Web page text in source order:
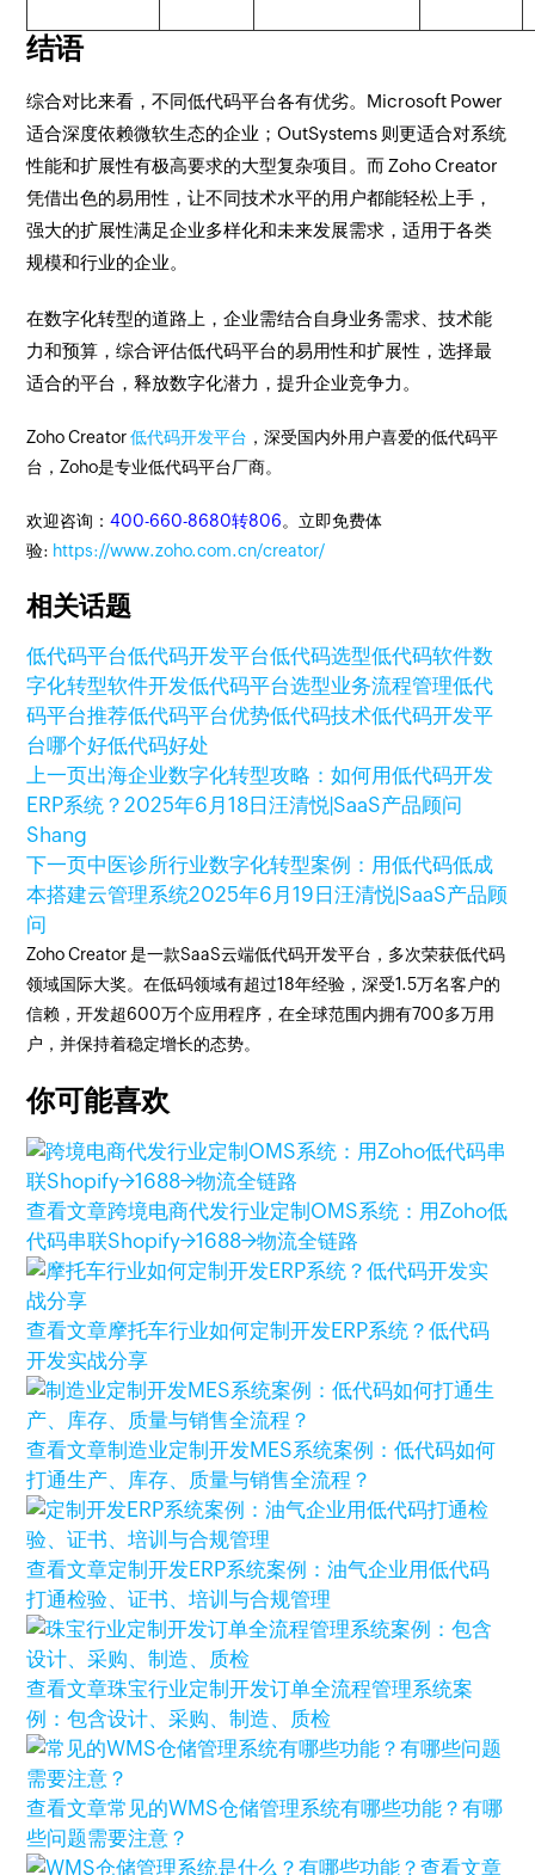
结语
综合对比来看，不同低代码平台各有优劣。Microsoft Power
适合深度依赖微软生态的企业；OutSystems 则更适合对系统
性能和扩展性有极高要求的大型复杂项目。而 Zoho Creator
凭借出色的易用性，让不同技术水平的用户都能轻松上手，
强大的扩展性满足企业多样化和未来发展需求，适用于各类
规模和行业的企业。
在数字化转型的道路上，企业需结合自身业务需求、技术能
力和预算，综合评估低代码平台的易用性和扩展性，选择最
适合的平台，释放数字化潜力，提升企业竞争力。
Zoho Creator低代码开发平台 ，深受国内外用户喜爱的低代码平
台，Zoho是专业低代码平台厂商。
欢迎咨询：400-660-8680转806。立即免费体
验: https://www.zoho.com.cn/creator/
相关话题
低代码平台低代码开发平台低代码选型低代码软件数
字化转型软件开发低代码平台选型业务流程管理低代
码平台推荐低代码平台优势低代码技术低代码开发平
台哪个好低代码好处
上一页出海企业数字化转型攻略：如何用低代码开发
ERP系统？2025年6月18日汪清悦|SaaS产品顾问
Shang
下一页中医诊所行业数字化转型案例：用低代码低成
本搭建云管理系统2025年6月19日汪清悦|SaaS产品顾
问
Zoho Creator 是一款SaaS云端低代码开发平台，多次荣获低代码
领域国际大奖。在低码领域有超过18年经验，深受1.5万名客户的
信赖，开发超600万个应用程序，在全球范围内拥有700多万用
户，并保持着稳定增长的态势。
你可能喜欢
查看文章跨境电商代发行业定制OMS系统：用Zoho低
代码串联Shopify→1688→物流全链路
查看文章摩托车行业如何定制开发ERP系统？低代码
开发实战分享
查看文章制造业定制开发MES系统案例：低代码如何
打通生产、库存、质量与销售全流程？
查看文章定制开发ERP系统案例：油气企业用低代码
打通检验、证书、培训与合规管理
查看文章珠宝行业定制开发订单全流程管理系统案
例：包含设计、采购、制造、质检
查看文章常见的WMS仓储管理系统有哪些功能？有哪
些问题需要注意？
查看文章